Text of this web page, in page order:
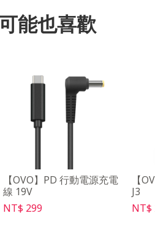
能也喜歡
【OVO】PD 行動電源充電
線 19V
NT$ 299
【
J3
NT$